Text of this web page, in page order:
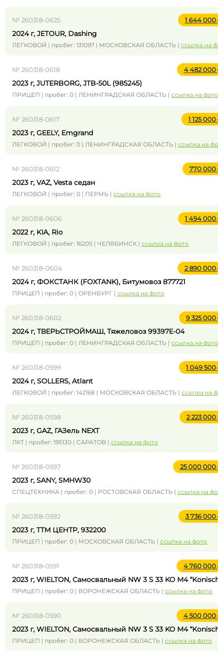
№ 260318-0625 1 644 000
2024 г, JETOUR, Dashing
ЛЕГКОВОЙ | пробег: 131097 | МОСКОВСКАЯ ОБЛАСТЬ | ссылка на
№ 260318-0618 4 482 000
2023 г, JUTERBORG, JTB-50L (985245)
ПРИЦЕП | пробег: 0 | ЛЕНИНГРАДСКАЯ ОБЛАСТЬ | ссылка на фото
№ 260318-0617 1 125 000
2023 г, GEELY, Emgrand
ЛЕГКОВОЙ | пробег: 0 | ЛЕНИНГРАДСКАЯ ОБЛАСТЬ | ссылка на
№ 260318-0612 770 000
2023 г, VAZ, Vesta седан
ЛЕГКОВОЙ | пробег: 0 | ПЕРМЬ | ссылка на фото
№ 260318-0606 1 494 000
2022 г, KIA, Rio
ЛЕГКОВОЙ | пробег: 16205 | ЧЕЛЯБИНСК | ссылка на фото
№ 260318-0604 2 890 000
2024 г, ФОКСТАНК (FOXTANK), Битумовоз 877721
ПРИЦЕП | пробег: 0 | ОРЕНБУРГ | ссылка на фото
№ 260318-0602 9 325 000
2024 г, ТВЕРЬСТРОЙМАШ, Тяжеловоз 99397E-04
ПРИЦЕП | пробег: 0 | ЛЕНИНГРАДСКАЯ ОБЛАСТЬ | ссылка на фото
№ 260318-0599 1 049 500
2024 г, SOLLERS, Atlant
ЛЕГКОВОЙ | пробег: 142168 | МОСКОВСКАЯ ОБЛАСТЬ | ссылка на
№ 260318-0598 2 223 000
2023 г, GAZ, ГАЗель NEXT
ЛКТ | пробег: 195130 | САРАТОВ | ссылка на фото
№ 260318-0597 25 000 000
2023 г, SANY, SMHW30
СПЕЦТЕХНИКА | пробег: 0 | РОСТОВСКАЯ ОБЛАСТЬ | ссылка на
№ 260318-0592 3 736 000
2023 г, ТТМ ЦЕНТР, 932200
ПРИЦЕП | пробег: 0 | МОСКОВСКАЯ ОБЛАСТЬ | ссылка на фото
№ 260318-0591 4 760 000
2023 г, WIELTON, Самосвальный NW 3 S 33 KO M4
ПРИЦЕП | пробег: 0 | ВОРОНЕЖСКАЯ ОБЛАСТЬ | ссылка на фото
№ 260318-0590 4 500 000
2023 г, WIELTON, Самосвальный NW 3 S 33 KO M4
ПРИЦЕП | пробег: 0 | ВОРОНЕЖСКАЯ ОБЛАСТЬ | ссылка на фото